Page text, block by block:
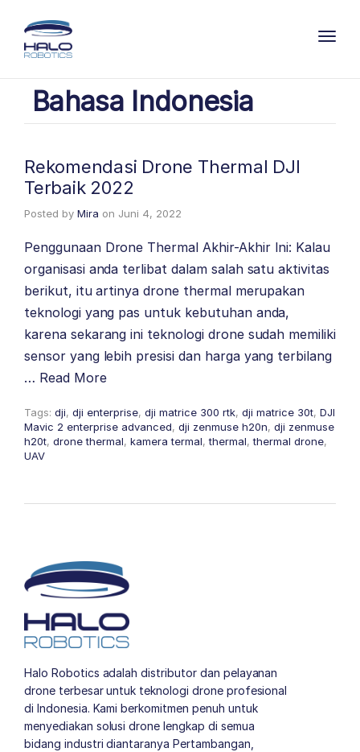
Bahasa Indonesia
Rekomendasi Drone Thermal DJI
Terbaik 2022
Posted by Mira on Juni 4, 2022
Penggunaan Drone Thermal Akhir-Akhir Ini: Kalau
organisasi anda terlibat dalam salah satu aktivitas
berikut, itu artinya drone thermal merupakan
teknologi yang pas untuk kebutuhan anda,
karena sekarang ini teknologi drone sudah memiliki
sensor yang lebih presisi dan harga yang terbilang
… Read More
Tags: dji, dji enterprise, dji matrice 300 rtk, dji matrice 30t, DJI
Mavic 2 enterprise advanced, dji zenmuse h20n, dji zenmuse
h20t, drone thermal, kamera termal,thermal,thermal drone,
UAV
Halo Robotics adalah distributor dan pelayanan
drone terbesar untuk teknologi drone profesional
di Indonesia. Kami berkomitmen penuh untuk
menyediakan solusi drone lengkap di semua
bidang industri diantaranya Pertambangan,